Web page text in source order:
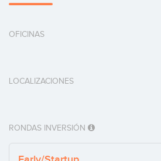
OFICINAS
LOCALIZACIONES
RONDAS INVERSIÓN